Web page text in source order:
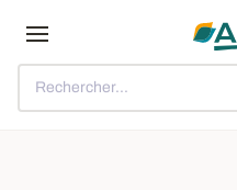
Rechercher...